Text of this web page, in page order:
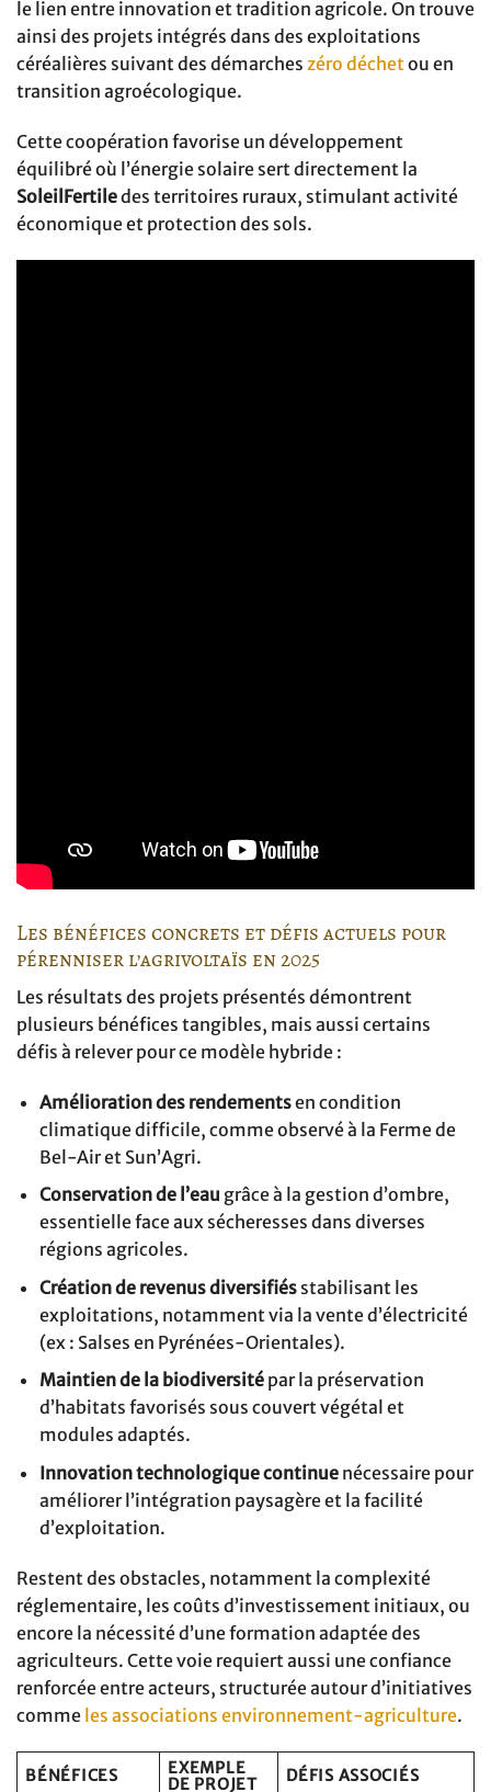
le lien entre innovation et tradition agricole. On trouve
ainsi des projets intégrés dans des exploitations
céréalières suivant des démarches zéro déchetou en
transition agroécologique.
Cette coopération favorise un développement
équilibré où l’énergie solaire sert directement la
SoleilFertiledes territoires ruraux, stimulant activité
économique et protection des sols.
Les bénéfices concrets et défis actuels pour
pérenniser l’agrivoltaïs en 2025
Les résultats des projets présentés démontrent
plusieurs bénéfices tangibles, mais aussi certains
défis à relever pour ce modèle hybride :
Amélioration des rendementsen condition
climatique difficile, comme observé à la Ferme de
Bel-Air et Sun’Agri.
Conservation de l’eau grâce à la gestion d’ombre,
essentielle face aux sécheresses dans diverses
régions agricoles.
Création de revenus diversifiésstabilisant les
exploitations, notamment via la vente d’électricité
(ex : Salses en Pyrénées-Orientales).
Maintien de la biodiversitépar la préservation
d’habitats favorisés sous couvert végétal et
modules adaptés.
Innovation technologique continuenécessaire pour
améliorer l’intégration paysagère et la facilité
d’exploitation.
Restent des obstacles, notamment la complexité
réglementaire, les coûts d’investissement initiaux, ou
encore la nécessité d’une formation adaptée des
agriculteurs. Cette voie requiert aussi une confiance
renforcée entre acteurs, structurée autour d’initiatives
comme les associations environnement-agriculture.
BÉNÉFICES
EXEMPLE
DE PROJET
DÉFIS ASSOCIÉS